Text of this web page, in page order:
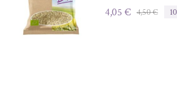
4,50€El
4,05 €
El